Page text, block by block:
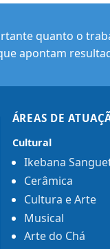
quanto o
apontam
ÁREAS DE
Cultural
Ikebana
Cerâmica
Cultura e Arte
Musical
Arte do Chá